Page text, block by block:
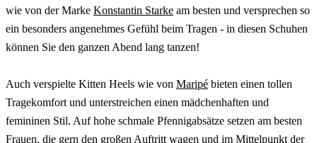
wie von der Marke Konstantin Starke am besten und versprechen so
ein besonders angenehmes Gefühl beim Tragen - in diesen Schuhen
können Sie den ganzen Abend lang tanzen!
Auch verspielte Kitten Heels wie von Maripé bieten einen tollen
Tragekomfort und unterstreichen einen mädchenhaften und
femininen Stil. Auf hohe schmale Pfennigabsätze setzen am besten
Frauen, die gern den großen Auftritt wagen und im Mittelpunkt der